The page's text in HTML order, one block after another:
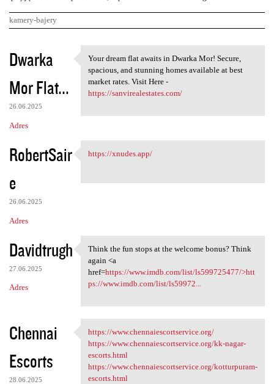
kamery-bajery
K
o
m
e
n
a
z
e
Dwarka
Mor Flat...
26.06.2025
Adres
Your dream flat awaits in
Your dream flat awaits in Dwarka Mor! Secure,
spacious, and stunning homes available at best
market rates. Visit Here -
https://sanvirealestates.com/
RobertSair
e
26.06.2025
Adres
https://xnudes.app/
https://xnudes.app/
Davidtrugh
27.06.2025
Adres
Think the fun stops at the
Think the fun stops at the welcome bonus? Think
again <a
href=https://www.imdb.com/list/ls599725477/>htt
ps://www.imdb.com/list/ls59972...
Chennai
Escorts
28.06.2025
https://www
https://www.chennaiescortservice.org/
https://www.chennaiescortservice.org/kk-nagar-
escorts.html
https://www.chennaiescortservice.org/kotturpuram-
escorts.html